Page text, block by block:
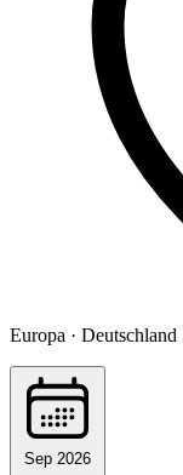
Europa · Deutschland
Sep 2026